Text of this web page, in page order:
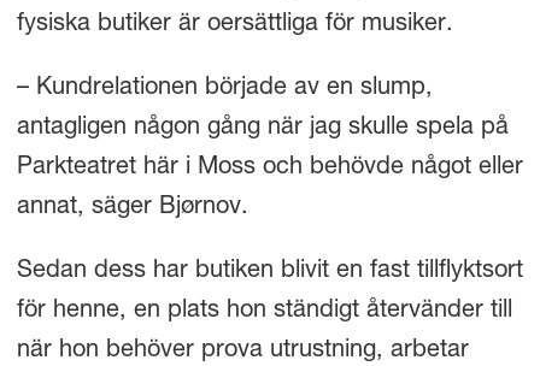
fysiska butiker är oersättliga för musiker.
– Kundrelationen började av en slump,
antagligen någon gång när jag skulle spela på
Parkteatret här i Moss och behövde något eller
annat, säger Bjørnov.
Sedan dess har butiken blivit en fast tillflyktsort
för henne, en plats hon ständigt återvänder till
när hon behöver prova utrustning, arbetar